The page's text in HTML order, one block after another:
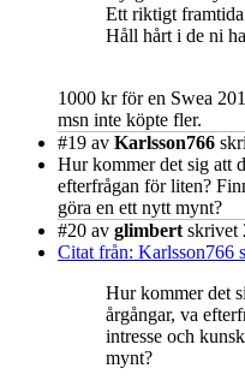
Ett riktigt
Håll hårt i de ni
1000 kr för en Swea
msn inte köpte fler.
#19 av Karlsson766
Hur kommer det sig att
efterfrågan för liten?
göra en ett nytt mynt?
#20 av glimbert skrivet
Citat från: Karlsson766
Hur kommer det
årgångar, va
intresse och
mynt?